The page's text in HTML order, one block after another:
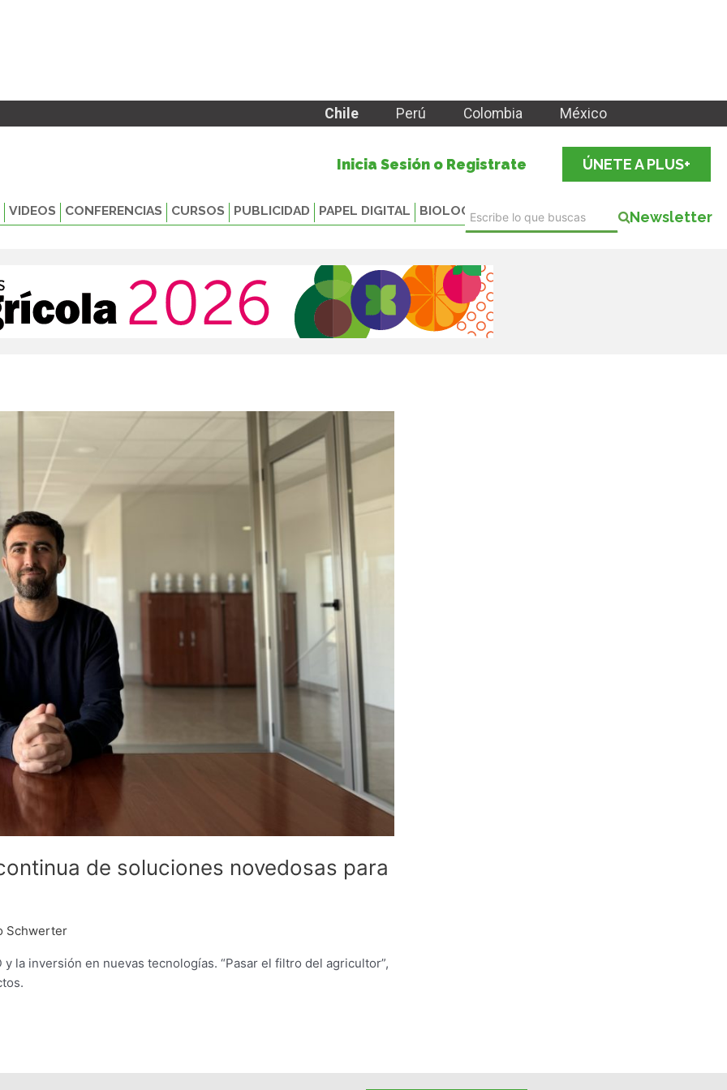
Chile Perú Colombia México
Inicia Sesión o Registrate ÚNETE A PLUS+
VIDEOS CONFERENCIAS CURSOS PUBLICIDAD PAPEL DIGITAL BIOLOGICALS Newsletter
de soluciones novedosas para
Schwerter
la inversión en nuevas tecnologías. “Pasar el filtro del agricultor”,